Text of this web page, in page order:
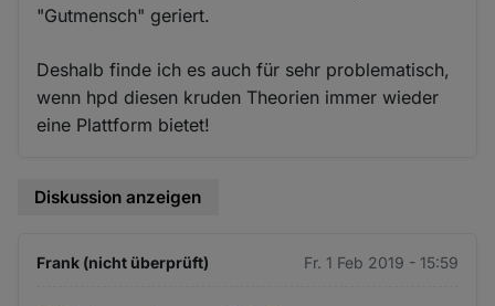
"Gutmensch" geriert.
Deshalb finde ich es auch für sehr problematisch,
wenn hpd diesen kruden Theorien immer wieder
eine Plattform bietet!
Diskussion anzeigen
Frank (nicht überprüft) Fr. 1 Feb 2019 - 15:59